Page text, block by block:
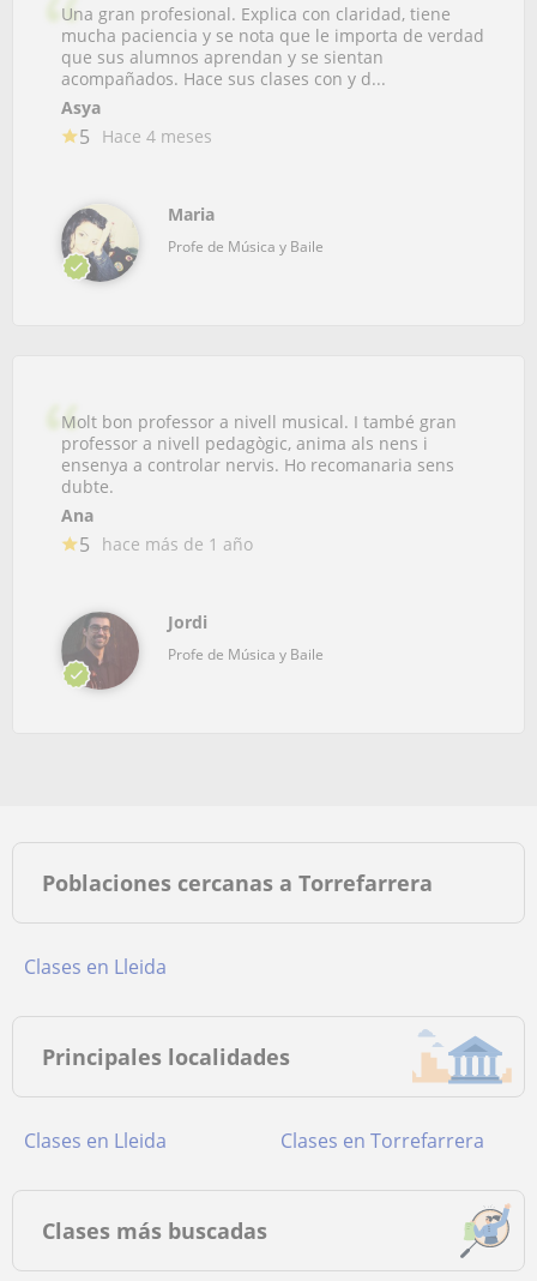
Una gran profesional. Explica con claridad, tiene
mucha paciencia y se nota que le importa de verdad
que sus alumnos aprendan y se sientan
acompañados. Hace sus clases con y d...
Asya
5 Hace 4 meses
Maria
Profe de Música y Baile
Molt bon professor a nivell musical. I també gran
professor a nivell pedagògic, anima als nens i
ensenya a controlar nervis. Ho recomanaria sens
dubte.
Ana
5 hace más de 1 año
Jordi
Profe de Música y Baile
Poblaciones cercanas a Torrefarrera
Clases en Lleida
Principales localidades
Clases en Lleida Clases en Torrefarrera
Clases más buscadas